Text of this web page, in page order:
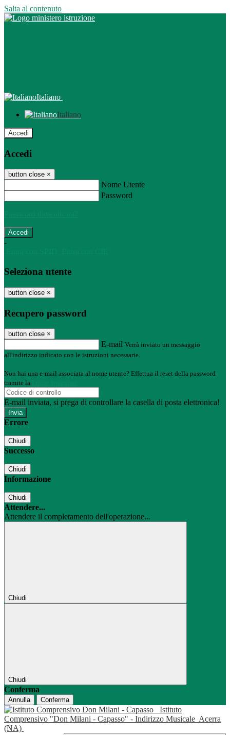
Salta al contenuto
Italiano
Italiano
Accedi
Accedi
button close ×
Nome Utente
Password
-
Seleziona utente
button close ×
Recupero password
button close ×
E-mail Verrà inviato un messaggio
all'indirizzo indicato con le istruzioni necessarie.
Non hai una e-mail associata al nome utente? Effettua il reset della password
tramite la
E-mail inviata, si prega di controllare la casella di posta elettronica!
Errore
Chiudi
Successo
Chiudi
Informazione
Chiudi
Attendere...
Attendere il completamento dell'operazione...
Chiudi
Chiudi
Conferma
Annulla Conferma
Istituto
Comprensivo "Don Milani - Capasso" - Indirizzo Musicale Acerra
(NA)